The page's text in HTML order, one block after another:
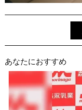
あなたにおすすめ